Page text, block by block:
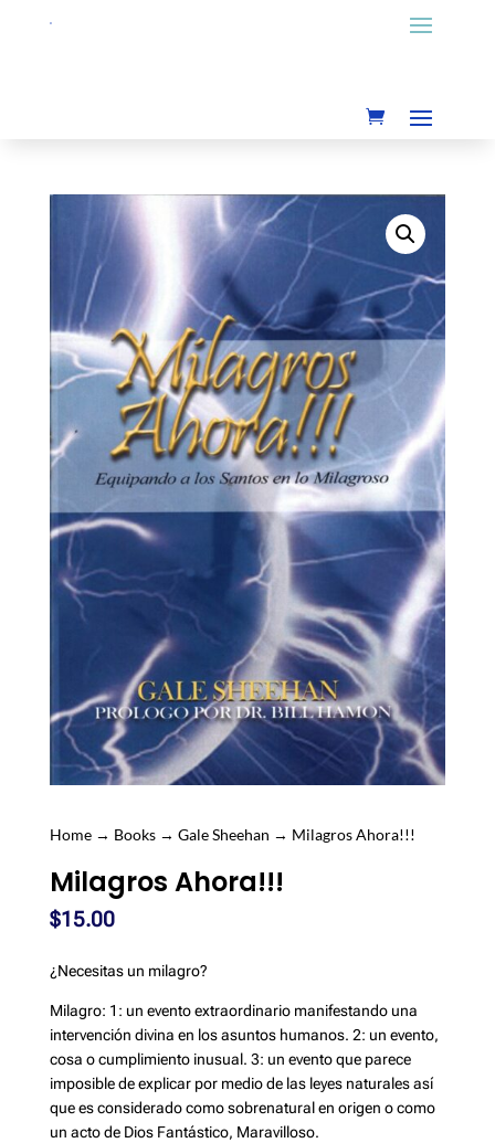
Home→ Books→ Gale Sheehan → Milagros Ahora!!!
Milagros Ahora!!!
$15.00
¿Necesitas un milagro?
Milagro: 1: un evento extraordinario manifestando una
intervención divina en los asuntos humanos. 2: un evento,
cosa o cumplimiento inusual. 3: un evento que parece
imposible de explicar por medio de las leyes naturales así
que es considerado como sobrenatural en origen o como
un acto de Dios Fantástico, Maravilloso.